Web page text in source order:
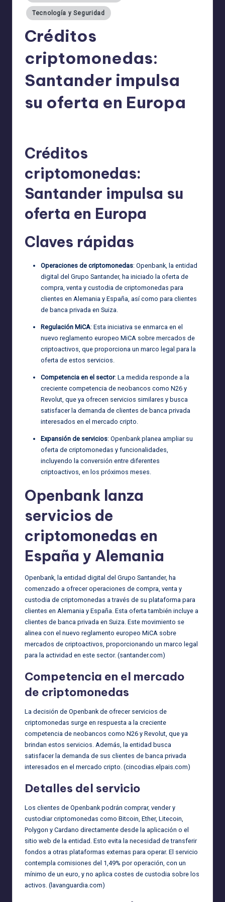
Tecnología y Seguridad
Créditos
criptomonedas:
Santander impulsa
su oferta en Europa
Créditos
criptomonedas:
Santander impulsa su
oferta en Europa
Claves rápidas
Operaciones de criptomonedas: Openbank, la entidad
digital del Grupo Santander, ha iniciado la oferta de
compra, venta y custodia de criptomonedas para
clientes en Alemania y España, así como para clientes
de banca privada en Suiza.
Regulación MiCA: Esta iniciativa se enmarca en el
nuevo reglamento europeo MiCA sobre mercados de
criptoactivos, que proporciona un marco legal para la
oferta de estos servicios.
Competencia en el sector: La medida responde a la
creciente competencia de neobancos como N26 y
Revolut, que ya ofrecen servicios similares y busca
satisfacer la demanda de clientes de banca privada
interesados en el mercado cripto.
Expansión de servicios: Openbank planea ampliar su
oferta de criptomonedas y funcionalidades,
incluyendo la conversión entre diferentes
criptoactivos, en los próximos meses.
Openbank lanza
servicios de
criptomonedas en
España y Alemania
Openbank, la entidad digital del Grupo Santander, ha
comenzado a ofrecer operaciones de compra, venta y
custodia de criptomonedas a través de su plataforma para
clientes en Alemania y España. Esta oferta también incluye a
clientes de banca privada en Suiza. Este movimiento se
alinea con el nuevo reglamento europeo MiCA sobre
mercados de criptoactivos, proporcionando un marco legal
para la actividad en este sector. (santander.com)
Competencia en el mercado
de criptomonedas
La decisión de Openbank de ofrecer servicios de
criptomonedas surge en respuesta a la creciente
competencia de neobancos como N26 y Revolut, que ya
brindan estos servicios. Además, la entidad busca
satisfacer la demanda de sus clientes de banca privada
interesados en el mercado cripto. (cincodias.elpais.com)
Detalles del servicio
Los clientes de Openbank podrán comprar, vender y
custodiar criptomonedas como Bitcoin, Ether, Litecoin,
Polygon y Cardano directamente desde la aplicación o el
sitio web de la entidad. Esto evita la necesidad de transferir
fondos a otras plataformas externas para operar. El servicio
contempla comisiones del 1,49% por operación, con un
mínimo de un euro, y no aplica costes de custodia sobre los
activos. ( lavanguardia.com)